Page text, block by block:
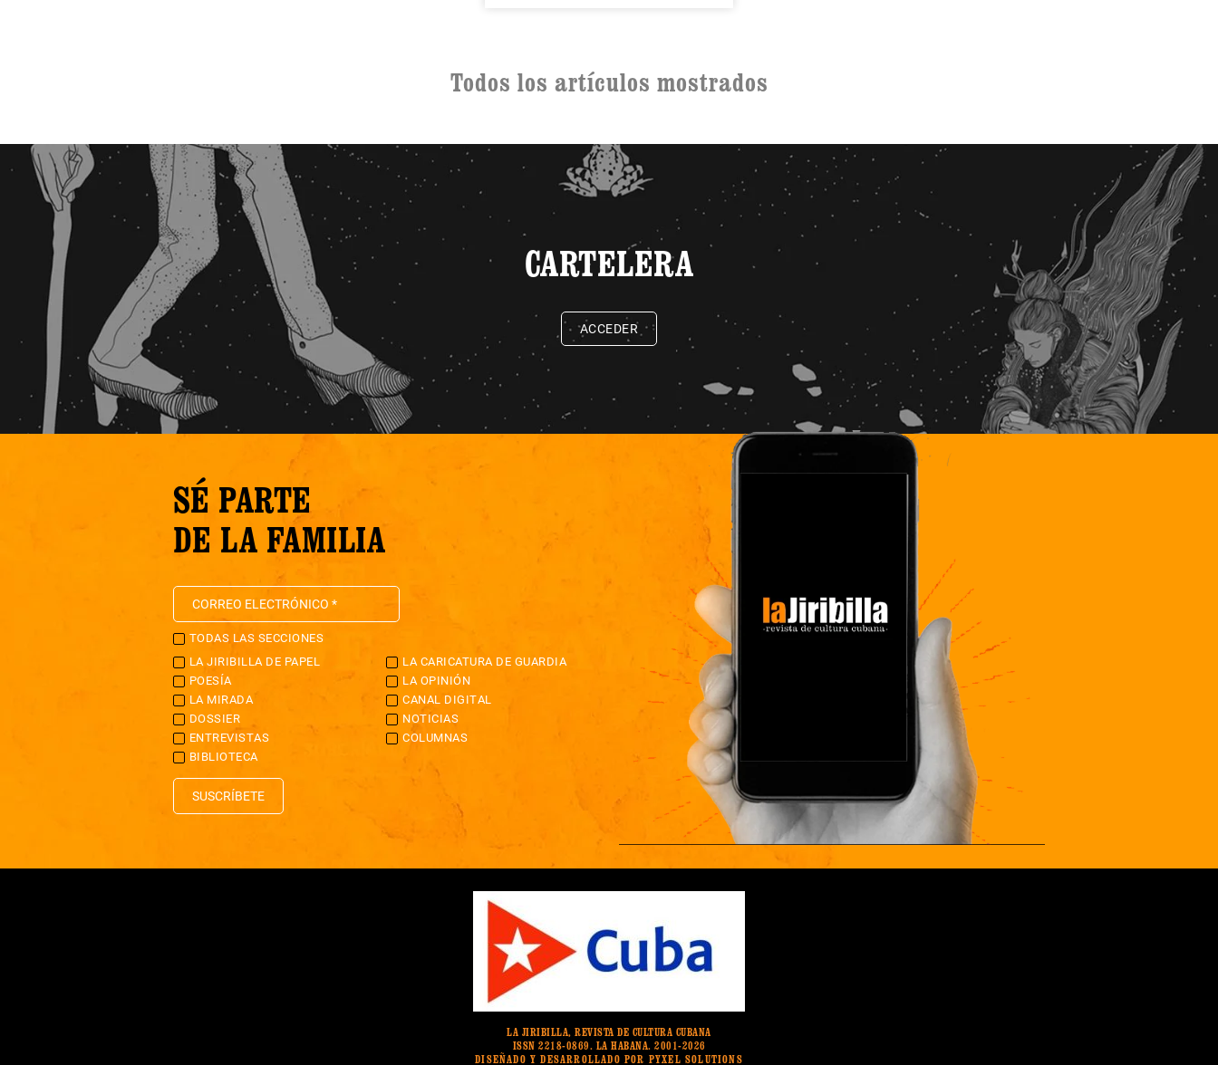
Todos los artículos mostrados
CARTELERA
ACCEDER
SÉ PARTE
DE LA FAMILIA
TODAS LAS SECCIONES
LA JIRIBILLA DE PAPEL
LA CARICATURA DE GUARDIA
POESÍA
LA OPINIÓN
LA MIRADA
CANAL DIGITAL
DOSSIER
NOTICIAS
ENTREVISTAS
COLUMNAS
BIBLIOTECA
SUSCRÍBETE
LA JIRIBILLA, REVISTA DE CULTURA CUBANA
ISSN 2218-0869. LA HABANA. 2001-2026
DISEÑADO Y DESARROLLADO POR PYXEL SOLUTIONS